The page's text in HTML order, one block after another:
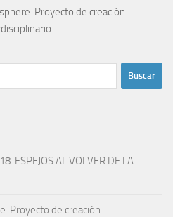
Proyecto de creación
ESPEJOS AL VOLVER DE LA
Proyecto de creación